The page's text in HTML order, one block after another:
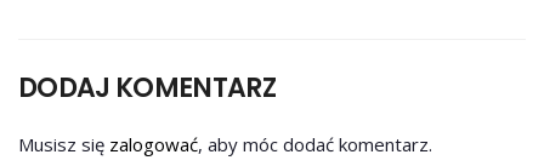
DODAJ KOMENTARZ
Musisz się zalogować, aby móc dodać komentarz.